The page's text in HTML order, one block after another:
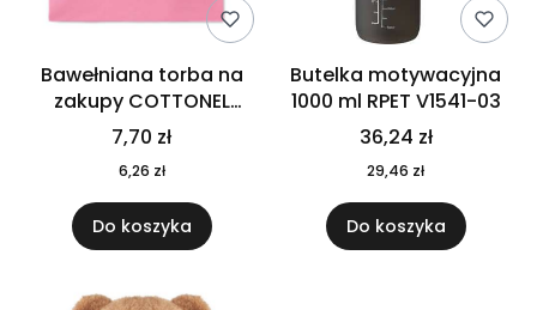
Bawełniana torba na
zakupy COTTONEL
COLOUR++ MO9846-11
7,70 zł
6,26 zł
Do koszyka
Butelka motywacyjna
1000 ml RPET V1541-03
36,24 zł
29,46 zł
Do koszyka